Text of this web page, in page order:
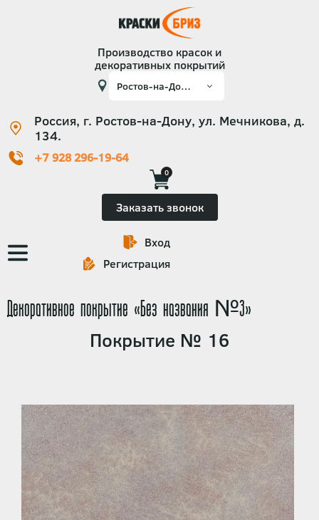
Производство красок и
декоративных покрытий
Россия, г. Ростов-на-Дону, ул. Мечникова, д.
134.
+7 928 296-19-64
0
Заказать звонок
Основная
навигация
Вход
Регистрация
Декоративное покрытие «Без названия №3»
Покрытие № 16